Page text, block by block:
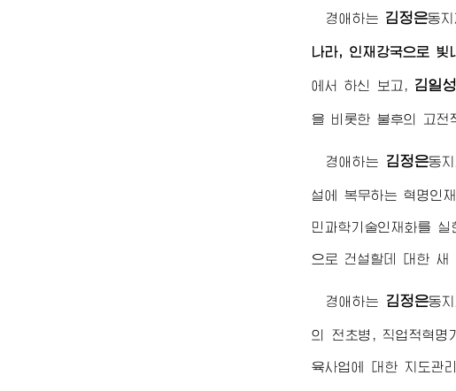
경애하는 김정은동지
나라, 인재강국으로 빛
에서 하신 보고, 김일성
을 비롯한 불후의 고전
경애하는 김정은동지
설에 복무하는 혁명인
민과학기술인재화를
으로 건설할데 대한 새
경애하는 김정은동지
의 전초병, 직업적혁명
육사업에 대한 지도관